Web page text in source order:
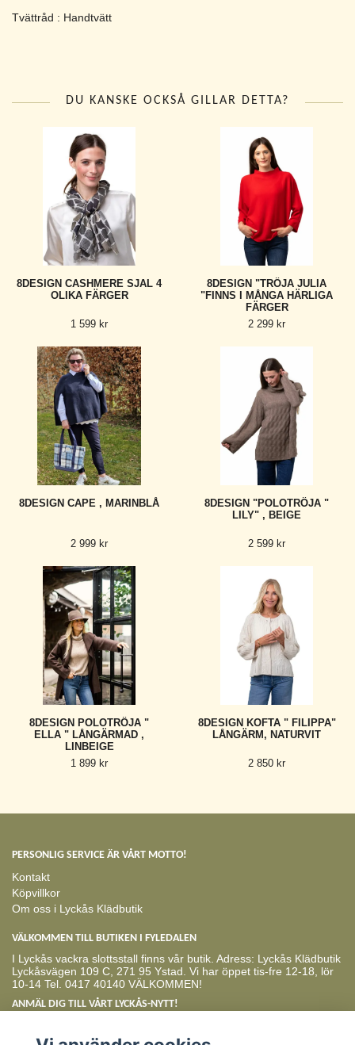
Tvättråd : Handtvätt
DU KANSKE OCKSÅ GILLAR DETTA?
8DESIGN CASHMERE SJAL 4
OLIKA FÄRGER
1 599 kr
8DESIGN "TRÖJA JULIA
"FINNS I MÅNGA HÄRLIGA
FÄRGER
2 299 kr
8DESIGN CAPE , MARINBLÅ
2 999 kr
8DESIGN "POLOTRÖJA "
LILY" , BEIGE
2 599 kr
8DESIGN POLOTRÖJA "
ELLA " LÅNGÄRMAD ,
LINBEIGE
1 899 kr
8DESIGN KOFTA " FILIPPA"
LÅNGÄRM, NATURVIT
2 850 kr
PERSONLIG SERVICE ÄR VÅRT MOTTO!
Kontakt
Köpvillkor
Om oss i Lyckås Klädbutik
VÄLKOMMEN TILL BUTIKEN I FYLEDALEN
I Lyckås vackra slottsstall finns vår butik. Adress: Lyckås Klädbutik
Lyckåsvägen 109 C, 271 95 Ystad. Vi har öppet tis-fre 12-18, lör
10-14 Tel. 0417 40140 VÄLKOMMEN!
ANMÄL DIG TILL VÅRT LYCKÅS-NYTT!